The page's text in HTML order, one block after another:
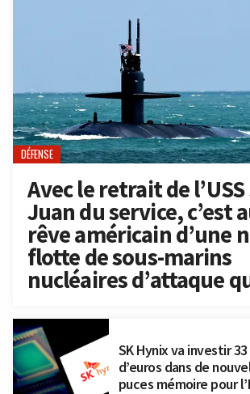
DÉFENSE
Avec le retrait de l’USS
Juan du service, c’est
rêve américain d’une
flotte de sous-marins
nucléaires d’attaque
SK Hynix va investir
d’euros dans de
puces mémoire pour